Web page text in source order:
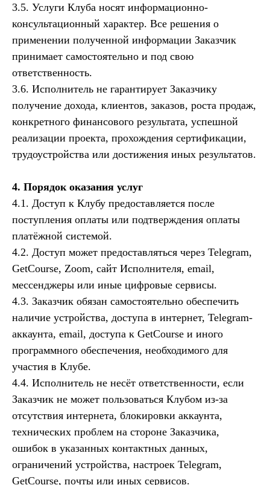
3.5. Услуги Клуба носят информационно-
консультационный характер. Все решения о
применении полученной информации Заказчик
принимает самостоятельно и под свою
ответственность.
3.6. Исполнитель не гарантирует Заказчику
получение дохода, клиентов, заказов, роста продаж,
конкретного финансового результата, успешной
реализации проекта, прохождения сертификации,
трудоустройства или достижения иных результатов.
4. Порядок оказания услуг
4.1. Доступ к Клубу предоставляется после
поступления оплаты или подтверждения оплаты
платёжной системой.
4.2. Доступ может предоставляться через Telegram,
GetCourse, Zoom, сайт Исполнителя, email,
мессенджеры или иные цифровые сервисы.
4.3. Заказчик обязан самостоятельно обеспечить
наличие устройства, доступа в интернет, Telegram-
аккаунта, email, доступа к GetCourse и иного
программного обеспечения, необходимого для
участия в Клубе.
4.4. Исполнитель не несёт ответственности, если
Заказчик не может пользоваться Клубом из-за
отсутствия интернета, блокировки аккаунта,
технических проблем на стороне Заказчика,
ошибок в указанных контактных данных,
ограничений устройства, настроек Telegram,
GetCourse, почты или иных сервисов.